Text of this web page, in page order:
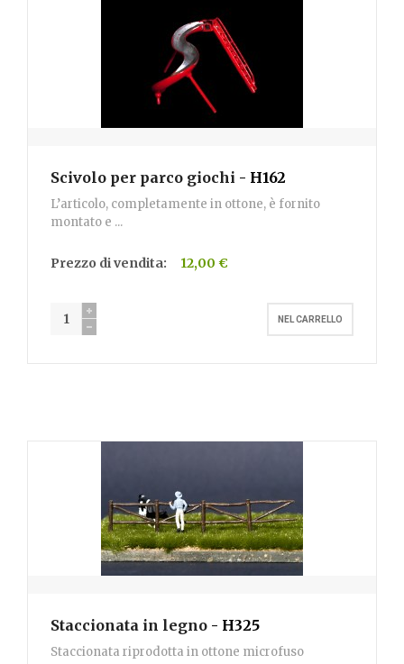
Scivolo per parco giochi - H162
L’articolo, completamente in ottone, è fornito
montato e ...
Prezzo di vendita: 12,00 €
Staccionata in legno - H325
Staccionata riprodotta in ottone microfuso